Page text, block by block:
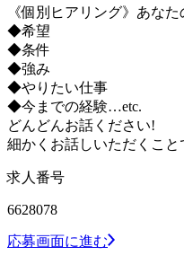
《個別ヒアリング》あな
◆希望
◆条件
◆強み
◆やりたい仕事
◆今までの経験…etc.
どんどんお話ください!
細かくお話しいただくこ
求人番号
6628078
応募画面に進む